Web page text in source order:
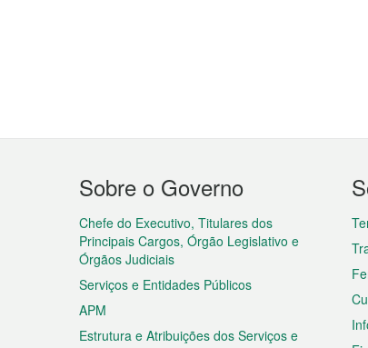
Menu
do
rodapé
Sobre o Governo
Chefe do Executivo, Titulares dos
Principais Cargos, Órgão Legislativo e
Órgãos Judiciais
Serviços e Entidades Públicos
APM
Estrutura e Atribuições dos Serviços e